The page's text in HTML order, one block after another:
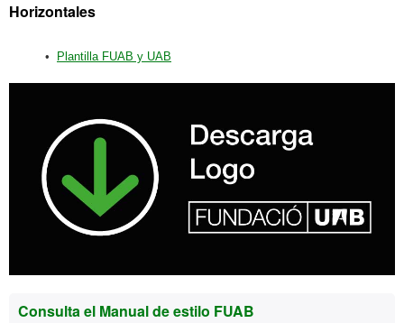
Horizontales
• Plantilla FUAB y UAB
Información
complementaria
Consulta el Manual de estilo FUAB